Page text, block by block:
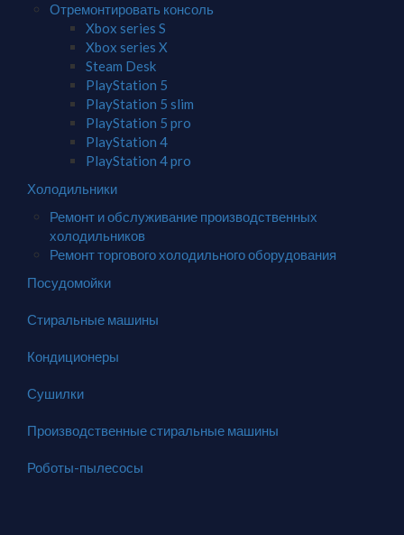
Отремонтировать консоль
Xbox series S
Xbox series X
Steam Desk
PlayStation 5
PlayStation 5 slim
PlayStation 5 pro
PlayStation 4
PlayStation 4 pro
Холодильники
Ремонт и обслуживание производственных
холодильников
Ремонт торгового холодильного оборудования
Посудомойки
Стиральные машины
Кондиционеры
Сушилки
Производственные стиральные машины
Роботы-пылесосы